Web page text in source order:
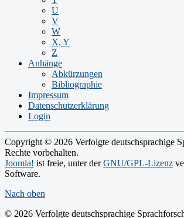
U
V
W
X, Y
Z
Anhänge
Abkürzungen
Bibliographie
Impressum
Datenschutzerklärung
Login
Copyright © 2026 Verfolgte deutschsprachige
Rechte vorbehalten.
Joomla! ist freie, unter derGNU/GPL-Lizenz
Software.
Nach oben
© 2026 Verfolgte deutschsprachige